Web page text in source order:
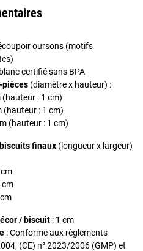
oursons (motifs
certifié sans BPA
pièces (diamètre x hauteur) :
(hauteur : 1 cm)
(hauteur : 1 cm)
(hauteur : 1 cm)
finaux (longueur x largeur)
cm
/ biscuit : 1 cm
: Conforme aux règlements
(CE) n° 2023/2006 (GMP) et